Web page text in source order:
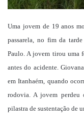
Uma jovem de 19 anos
passarela, no fim da
Paulo. A jovem tirou uma
antes do acidente.
em Itanhaém, quando
rodovia. A jovem
pilastra de sustentação de